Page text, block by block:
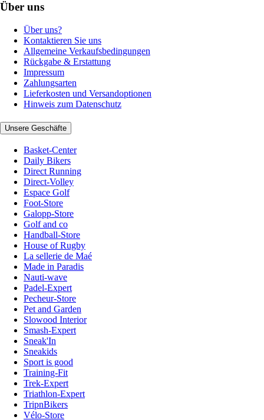
Über uns
Über uns?
Kontaktieren Sie uns
Allgemeine Verkaufsbedingungen
Rückgabe & Erstattung
Impressum
Zahlungsarten
Lieferkosten und Versandoptionen
Hinweis zum Datenschutz
Unsere Geschäfte
Basket-Center
Daily Bikers
Direct Running
Direct-Volley
Espace Golf
Foot-Store
Galopp-Store
Golf and co
Handball-Store
House of Rugby
La sellerie de Maé
Made in Paradis
Nauti-wave
Padel-Expert
Pecheur-Store
Pet and Garden
Slowood Interior
Smash-Expert
Sneak'In
Sneakids
Sport is good
Training-Fit
Trek-Expert
Triathlon-Expert
TripnBikers
Vélo-Store